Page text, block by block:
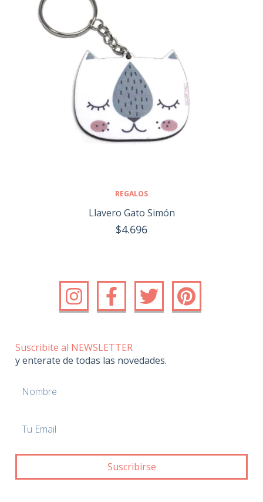
REGALOS
Llavero Gato Simón
$4.696
Suscribite al NEWSLETTER
y enterate de todas las novedades.